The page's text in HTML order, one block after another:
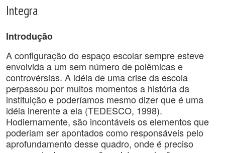
Integra
Introdução
A configuração do espaço escolar sempre esteve
envolvida a um sem número de polêmicas e
controvérsias. A idéia de uma crise da escola
perpassou por muitos momentos a história da
instituição e poderíamos mesmo dizer que é uma
idéia inerente a ela (TEDESCO, 1998).
Hodiernamente, são incontáveis os elementos que
poderiam ser apontados como responsáveis pelo
aprofundamento desse quadro, onde é preciso